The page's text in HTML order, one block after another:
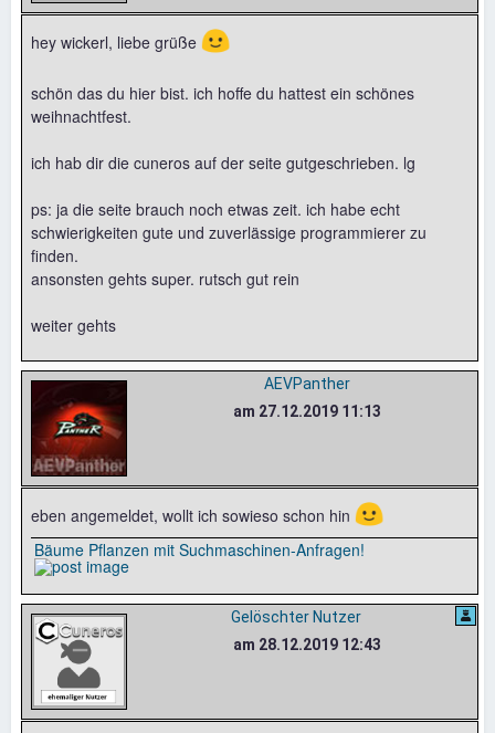
hey wickerl, liebe grüße 🙂
schön das du hier bist. ich hoffe du hattest ein schönes
weihnachtfest.
ich hab dir die cuneros auf der seite gutgeschrieben. lg
ps: ja die seite brauch noch etwas zeit. ich habe echt
schwierigkeiten gute und zuverlässige programmierer zu
finden.
ansonsten gehts super. rutsch gut rein
weiter gehts
AEVPanther
am 27.12.2019 11:13
eben angemeldet, wollt ich sowieso schon hin 🙂
Bäume Pflanzen mit Suchmaschinen-Anfragen!
Gelöschter Nutzer
am 28.12.2019 12:43